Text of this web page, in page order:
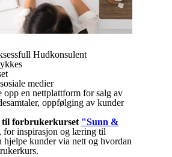
Hudkonsulent
medier
opp en nettplattform for salg av
oppfølging av kunder
til forbrukerkurset "Sunn &
, for inspirasjon og læring til
hjelpe kunder via nett og hvordan